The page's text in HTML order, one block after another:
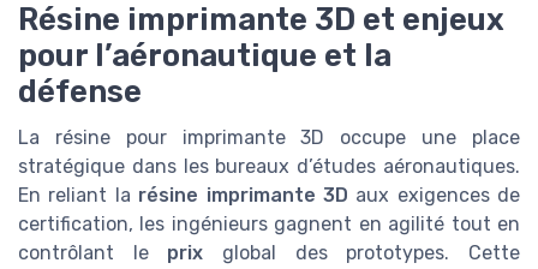
Résine imprimante 3D et enjeux
pour l’aéronautique et la
défense
La résine pour imprimante 3D occupe une place
stratégique dans les bureaux d’études aéronautiques.
En reliant la résine imprimante 3D aux exigences de
certification, les ingénieurs gagnent en agilité tout en
contrôlant le prix global des prototypes. Cette